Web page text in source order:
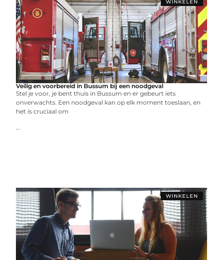
WINKELEN
Veilig en voorbereid in Bussum bij een noodgeval
Stel je voor, je bent thuis in Bussum en er gebeurt iets
onverwachts. Een noodgeval kan op elk moment toeslaan, en
het is cruciaal om
...
WINKELEN